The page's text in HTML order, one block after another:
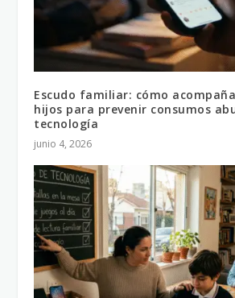
Escudo familiar: cómo
hijos para prevenir consumos
tecnología
junio 4, 2026